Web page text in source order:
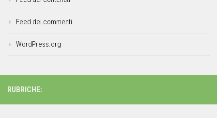
Feed dei commenti
WordPress.org
RUBRICHE: